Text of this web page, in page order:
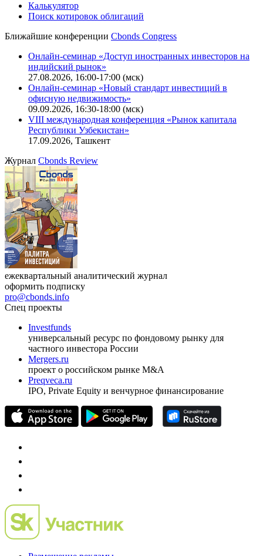
Калькулятор
Поиск котировок облигаций
Ближайшие конференции Cbonds Congress
Онлайн-семинар «Доступ иностранных инвесторов на
индийский рынок»
27.08.2026, 16:00-17:00 (мск)
Онлайн-семинар «Новый стандарт инвестиций в
офисную недвижимость»
09.09.2026, 16:30-18:00 (мск)
VIII международная конференция «Рынок капитала
Республики Узбекистан»
17.09.2026, Ташкент
Журнал Cbonds Review
ежеквартальный аналитический журнал
оформить подписку
pro@cbonds.info
Спец проекты
Investfunds
универсальный ресурс по фондовому рынку для
частного инвестора России
Mergers.ru
проект о российском рынке M&A
Preqveca.ru
IPO, Private Equity и венчурное финансирование